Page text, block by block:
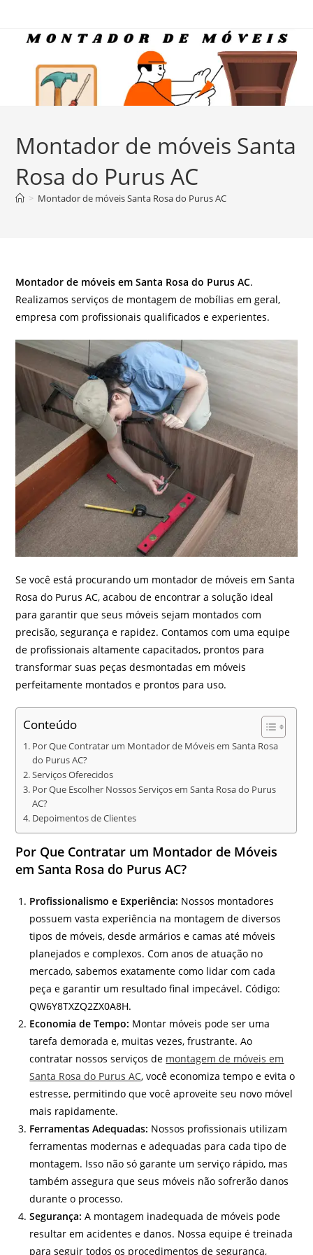
Montador de móveis Santa
Rosa do Purus AC
> Montador de móveis Santa Rosa do Purus AC
Montador de móveis em Santa Rosa do Purus AC.
Realizamos serviços de montagem de mobílias em geral,
empresa com profissionais qualificados e experientes.
Se você está procurando um montador de móveis em Santa
Rosa do Purus AC, acabou de encontrar a solução ideal
para garantir que seus móveis sejam montados com
precisão, segurança e rapidez. Contamos com uma equipe
de profissionais altamente capacitados, prontos para
transformar suas peças desmontadas em móveis
perfeitamente montados e prontos para uso.
Conteúdo
Por Que Contratar um Montador de Móveis em Santa Rosa
do Purus AC?
Serviços Oferecidos
Por Que Escolher Nossos Serviços em Santa Rosa do Purus
AC?
Depoimentos de Clientes
Por Que Contratar um Montador de Móveis
em Santa Rosa do Purus AC?
Profissionalismo e Experiência: Nossos montadores
possuem vasta experiência na montagem de diversos
tipos de móveis, desde armários e camas até móveis
planejados e complexos. Com anos de atuação no
mercado, sabemos exatamente como lidar com cada
peça e garantir um resultado final impecável. Código:
QW6Y8TXZQ2ZX0A8H.
Economia de Tempo: Montar móveis pode ser uma
tarefa demorada e, muitas vezes, frustrante. Ao
contratar nossos serviços de montagem de móveis em
Santa Rosa do Purus AC, você economiza tempo e evita o
estresse, permitindo que você aproveite seu novo móvel
mais rapidamente.
Ferramentas Adequadas: Nossos profissionais utilizam
ferramentas modernas e adequadas para cada tipo de
montagem. Isso não só garante um serviço rápido, mas
também assegura que seus móveis não sofrerão danos
durante o processo.
Segurança: A montagem inadequada de móveis pode
resultar em acidentes e danos. Nossa equipe é treinada
para seguir todos os procedimentos de segurança,